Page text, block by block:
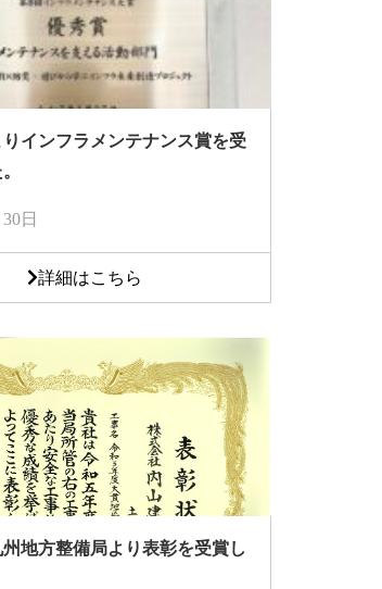
りインフラメンテナンス賞を受
日
詳細はこちら
地方整備局より表彰を受賞し